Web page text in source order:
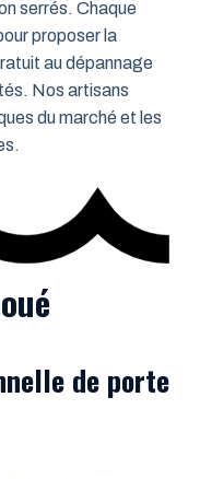
serrés. Chaque
proposer la
au dépannage
Nos artisans
du marché et les
de porte